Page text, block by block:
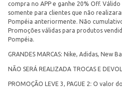
compra no APP e ganhe 20% Off.
somente para clientes que não
Pompéia anteriormente. Não
Promoções válidas para produtos
Pompéia.
GRANDES MARCAS: Nike, Adidas, New
NÃO SERÁ REALIZADA TROCAS E
PROMOÇÃO LEVE 3, PAGUE 2: O valor